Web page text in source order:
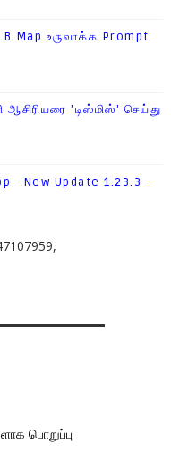
Map உருவாக்க Prompt
ஆசிரியரை 'டிஸ்மிஸ்' செய்து
- New Update 1.23.3 -
பொறுப்பு